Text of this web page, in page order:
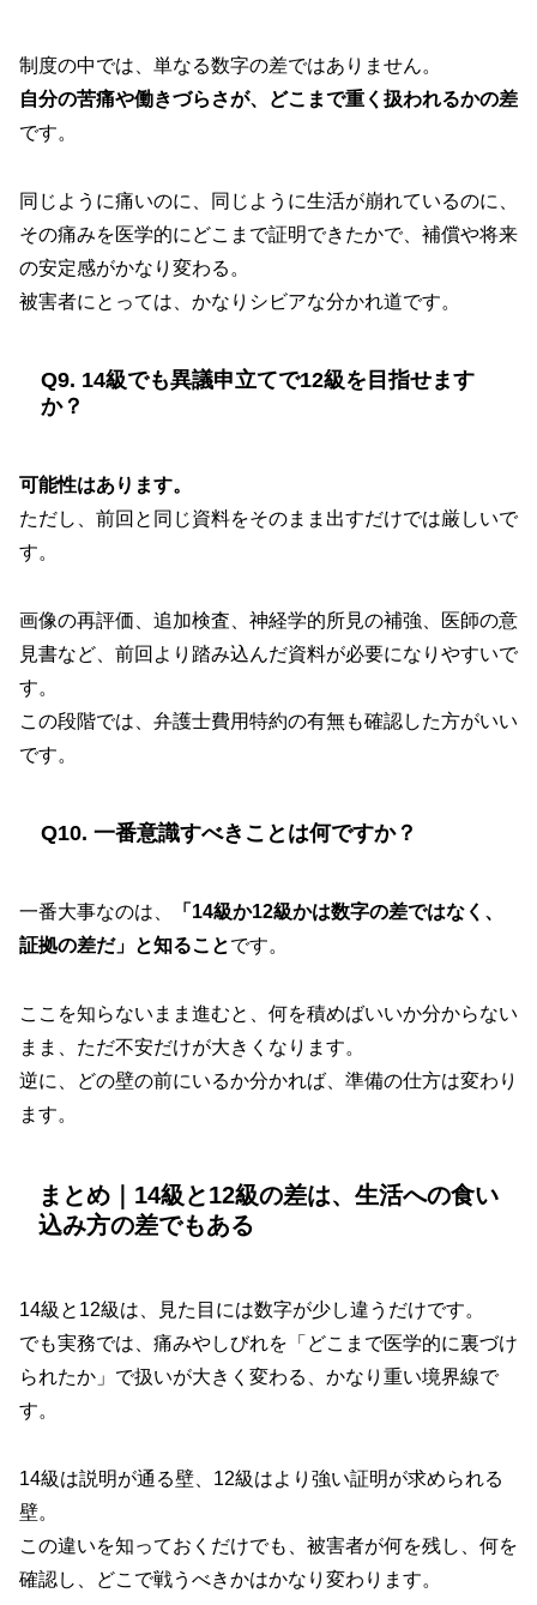
制度の中では、単なる数字の差ではありません。
自分の苦痛や働きづらさが、どこまで重く扱われるかの差
です。
同じように痛いのに、同じように生活が崩れているのに、
その痛みを医学的にどこまで証明できたかで、補償や将来
の安定感がかなり変わる。
被害者にとっては、かなりシビアな分かれ道です。
Q9. 14級でも異議申立てで12級を目指せます
か？
可能性はあります。
ただし、前回と同じ資料をそのまま出すだけでは厳しいで
す。
画像の再評価、追加検査、神経学的所見の補強、医師の意
見書など、前回より踏み込んだ資料が必要になりやすいで
す。
この段階では、弁護士費用特約の有無も確認した方がいい
です。
Q10. 一番意識すべきことは何ですか？
一番大事なのは、
「14級か12級かは数字の差ではなく、
証拠の差だ」と知ることです。
ここを知らないまま進むと、何を積めばいいか分からない
まま、ただ不安だけが大きくなります。
逆に、どの壁の前にいるか分かれば、準備の仕方は変わり
ます。
まとめ｜14級と12級の差は、生活への食い
込み方の差でもある
14級と12級は、見た目には数字が少し違うだけです。
でも実務では、痛みやしびれを「どこまで医学的に裏づけ
られたか」で扱いが大きく変わる、かなり重い境界線で
す。
14級は説明が通る壁、12級はより強い証明が求められる
壁。
この違いを知っておくだけでも、被害者が何を残し、何を
確認し、どこで戦うべきかはかなり変わります。